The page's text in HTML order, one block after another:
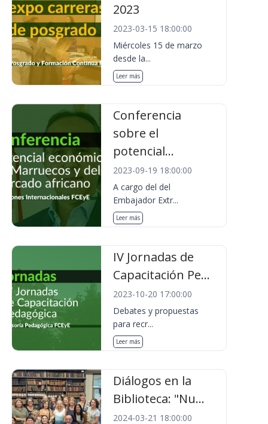
2023
2023-03-15 18:00:00
Miércoles 15 de marzo
desde la...
Leer más
Conferencia
sobre el
potencial...
2023-09-19 18:00:00
A cargo del del
Embajador Extr...
Leer más
IV Jornadas de
Capacitación Pe...
2023-10-20 17:00:00
Debates y propuestas
para recr...
Leer más
Diálogos en la
Biblioteca: "Nu...
2024-03-21 18:00:00